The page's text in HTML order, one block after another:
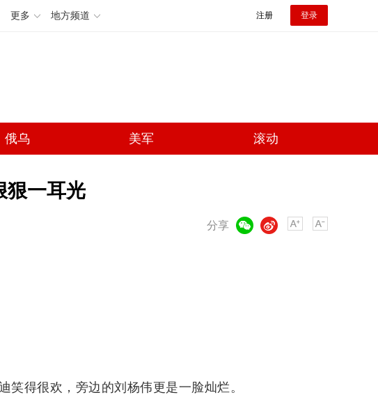
更多 地方频道 注册 登录
俄乌 美军 滚动
狠一耳光
分享
微博
笑得很欢，旁边的刘杨伟更是一脸灿烂。